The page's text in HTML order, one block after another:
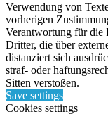
Verwendung von
vorherigen
Verantwortung für die
Dritter, die über
distanziert sich
straf- oder
Sitten verstoßen.
Save settings
Cookies settings